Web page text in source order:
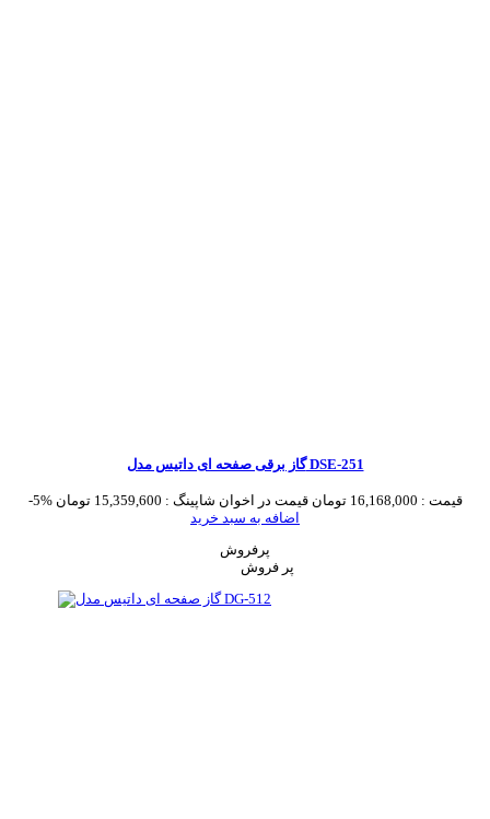
گاز برقی صفحه ای داتیس مدل DSE-251
-5% قیمت : 16,168,000 تومان قیمت در اخوان شاپینگ : 15,359,600 تومان
اضافه به سبد خرید
پرفروش